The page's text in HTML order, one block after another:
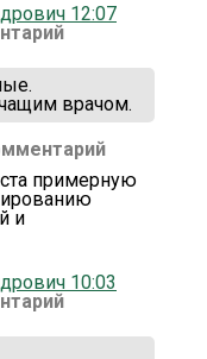
12:07
врачом.
примерную
и
10:03